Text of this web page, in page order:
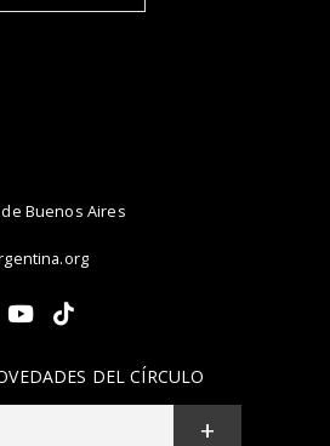
Buenos Aires
DEL CÍRCULO
+